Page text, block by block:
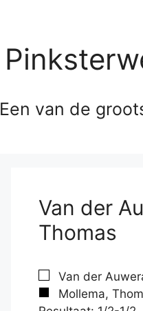
Een van de
Van der
Thomas
Van der
Mollema,